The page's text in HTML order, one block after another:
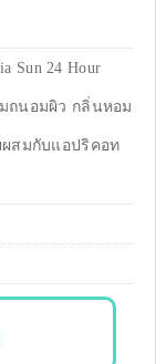
Sun 24 Hour
มถนอมผิว กลิ่นหอม
สมกับแอปริคอท